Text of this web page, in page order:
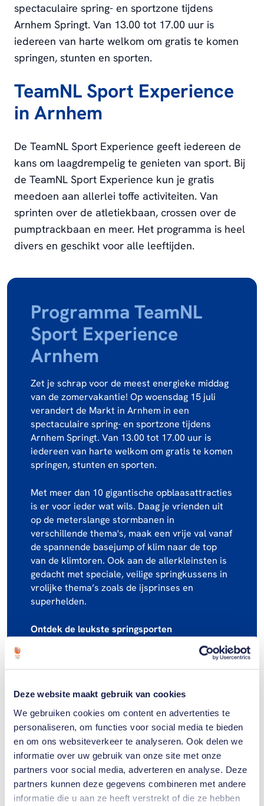
Deze website maakt gebruik van cookies
We gebruiken cookies om content en advertenties te
personaliseren, om functies voor social media te bieden
en om ons websiteverkeer te analyseren. Ook delen we
informatie over uw gebruik van onze site met onze
partners voor social media, adverteren en analyse. Deze
partners kunnen deze gegevens combineren met andere
informatie die u aan ze heeft verstrekt of die ze hebben
spectaculaire spring- en sportzone tijdens
Arnhem Springt. Van 13.00 tot 17.00 uur is
iedereen van harte welkom om gratis te komen
springen, stunten en sporten.
TeamNL Sport Experience
in Arnhem
De TeamNL Sport Experience geeft iedereen de
kans om laagdrempelig te genieten van sport. Bij
de TeamNL Sport Experience kun je gratis
meedoen aan allerlei toffe activiteiten. Van
sprinten over de atletiekbaan, crossen over de
pumptrackbaan en meer. Het programma is heel
divers en geschikt voor alle leeftijden.
Programma TeamNL
Sport Experience
Arnhem
Zet je schrap voor de meest energieke middag
van de zomervakantie! Op woensdag 15 juli
verandert de Markt in Arnhem in een
spectaculaire spring- en sportzone tijdens
Arnhem Springt. Van 13.00 tot 17.00 uur is
iedereen van harte welkom om gratis te komen
springen, stunten en sporten.
Met meer dan 10 gigantische opblaasattracties
is er voor ieder wat wils. Daag je vrienden uit
op de meterslange stormbanen in
verschillende thema's, maak een vrije val vanaf
de spannende basejump of klim naar de top
van de klimtoren. Ook aan de allerkleinsten is
gedacht met speciale, veilige springkussens in
vrolijke thema’s zoals de ijsprinses en
superhelden.
Ontdek de leukste springsporten
springkussens. We leggen deze middag de link
naar sporten waarbij je voeten van de vloer
(stokpaardrijden), scoor punten bij 3x3
basketbal of test hoe hoog jij kunt springen bij
het hoogspringen.
Spectaculaire BMX Stuntshow en Big Air Bag
Als klap op de vuurpijl kun je kijken naar
professionele BMX-ers die de meest
waanzinnige trucs en sprongen laten zien op